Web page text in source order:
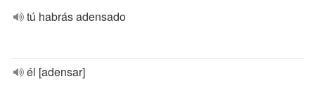
tú habrás adensado
él [adensar]